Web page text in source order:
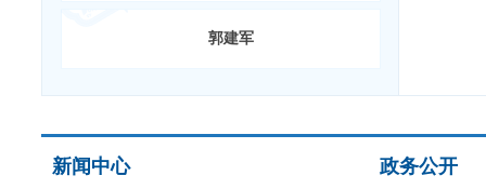
郭建军
新闻中心 政务公开